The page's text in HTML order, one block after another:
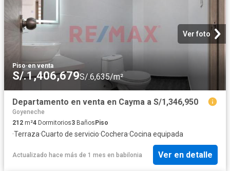
Ver foto
Piso·en venta
S/.1,406,679S/.6,635/m²
Departamento en venta en Cayma a S/1,346,950
Goyeneche
212 m²4 Dormitorios3 Baños Piso
·Terraza·Cuarto de servicio·Cochera·Cocina equipada
Actualizado hace más de 1 mes en babilonia Ver en detalle